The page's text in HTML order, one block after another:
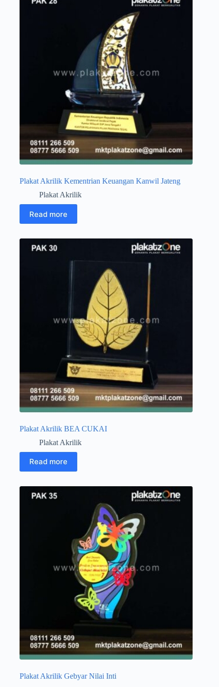
Plakat Akrilik Kementrian Keuangan Kanwil Jateng
Plakat Akrilik
Read more
Plakat Akrilik BEA CUKAI
Plakat Akrilik
Read more
Plakat Akrilik Gebyar Nilai Inti